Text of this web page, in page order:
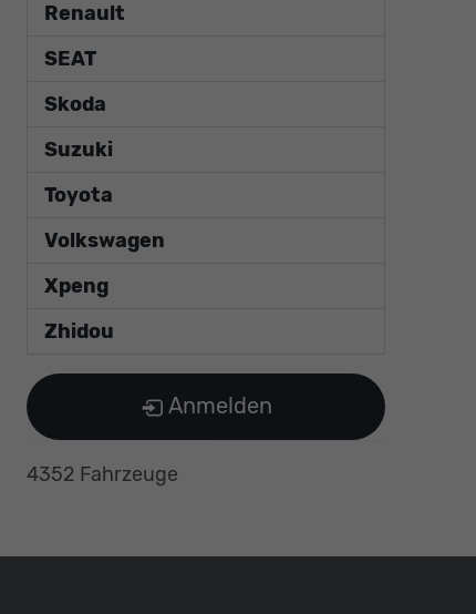
Renault
SEAT
Skoda
Suzuki
Toyota
Volkswagen
Xpeng
Zhidou
Anmelden
4352 Fahrzeuge